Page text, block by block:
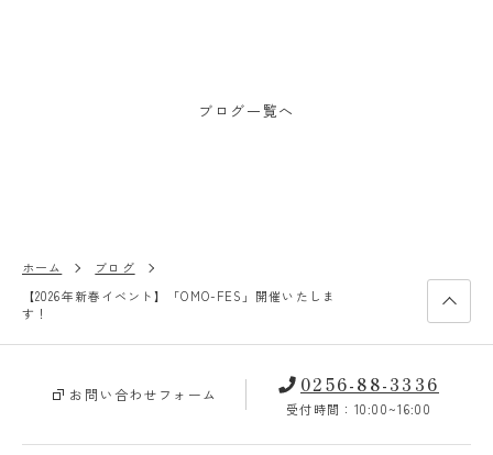
ブログ一覧へ
ホーム
ブログ
【2026年新春イベント】「OMO-FES」開催いたしま
す！
お問い合わせフォーム 0256-88-3336
受付時間：10:00~16:00